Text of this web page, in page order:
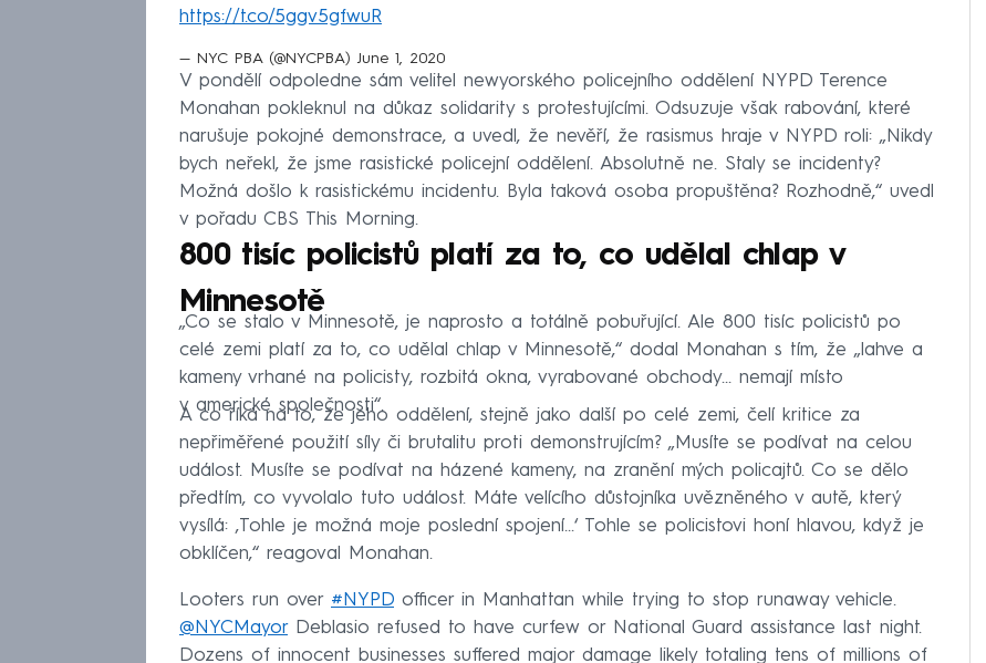
https://t.co/5ggv5gfwuR
— NYC PBA (@NYCPBA) June 1, 2020
V pondělí odpoledne sám velitel newyorského policejního oddělení NYPD Terence
Monahan pokleknul na důkaz solidarity s protestujícími. Odsuzuje však rabování, které
narušuje pokojné demonstrace, a uvedl, že nevěří, že rasismus hraje v NYPD roli: „Nikdy
bych neřekl, že jsme rasistické policejní oddělení. Absolutně ne. Staly se incidenty?
Možná došlo k rasistickému incidentu. Byla taková osoba propuštěna? Rozhodně,“ uvedl
v pořadu CBS This Morning.
800 tisíc policistů platí za to, co udělal chlap v
Minnesotě
„Co se stalo v Minnesotě, je naprosto a totálně pobuřující. Ale 800 tisíc policistů po
celé zemi platí za to, co udělal chlap v Minnesotě,“ dodal Monahan s tím, že „lahve a
kameny vrhané na policisty, rozbitá okna, vyrabované obchody… nemají místo
v americké společnosti“.
A co říká na to, že jeho oddělení, stejně jako další po celé zemi, čelí kritice za
nepřiměřené použití síly či brutalitu proti demonstrujícím? „Musíte se podívat na celou
událost. Musíte se podívat na házené kameny, na zranění mých policajtů. Co se dělo
předtím, co vyvolalo tuto událost. Máte velícího důstojníka uvězněného v autě, který
vysílá: ‚Tohle je možná moje poslední spojení...‘ Tohle se policistovi honí hlavou, když je
obklíčen,“ reagoval Monahan.
Looters run over #NYPD officer in Manhattan while trying to stop runaway vehicle.
@NYCMayorDeblasio refused to have curfew or National Guard assistance last night.
Dozens of innocent businesses suffered major damage likely totaling tens of millions of